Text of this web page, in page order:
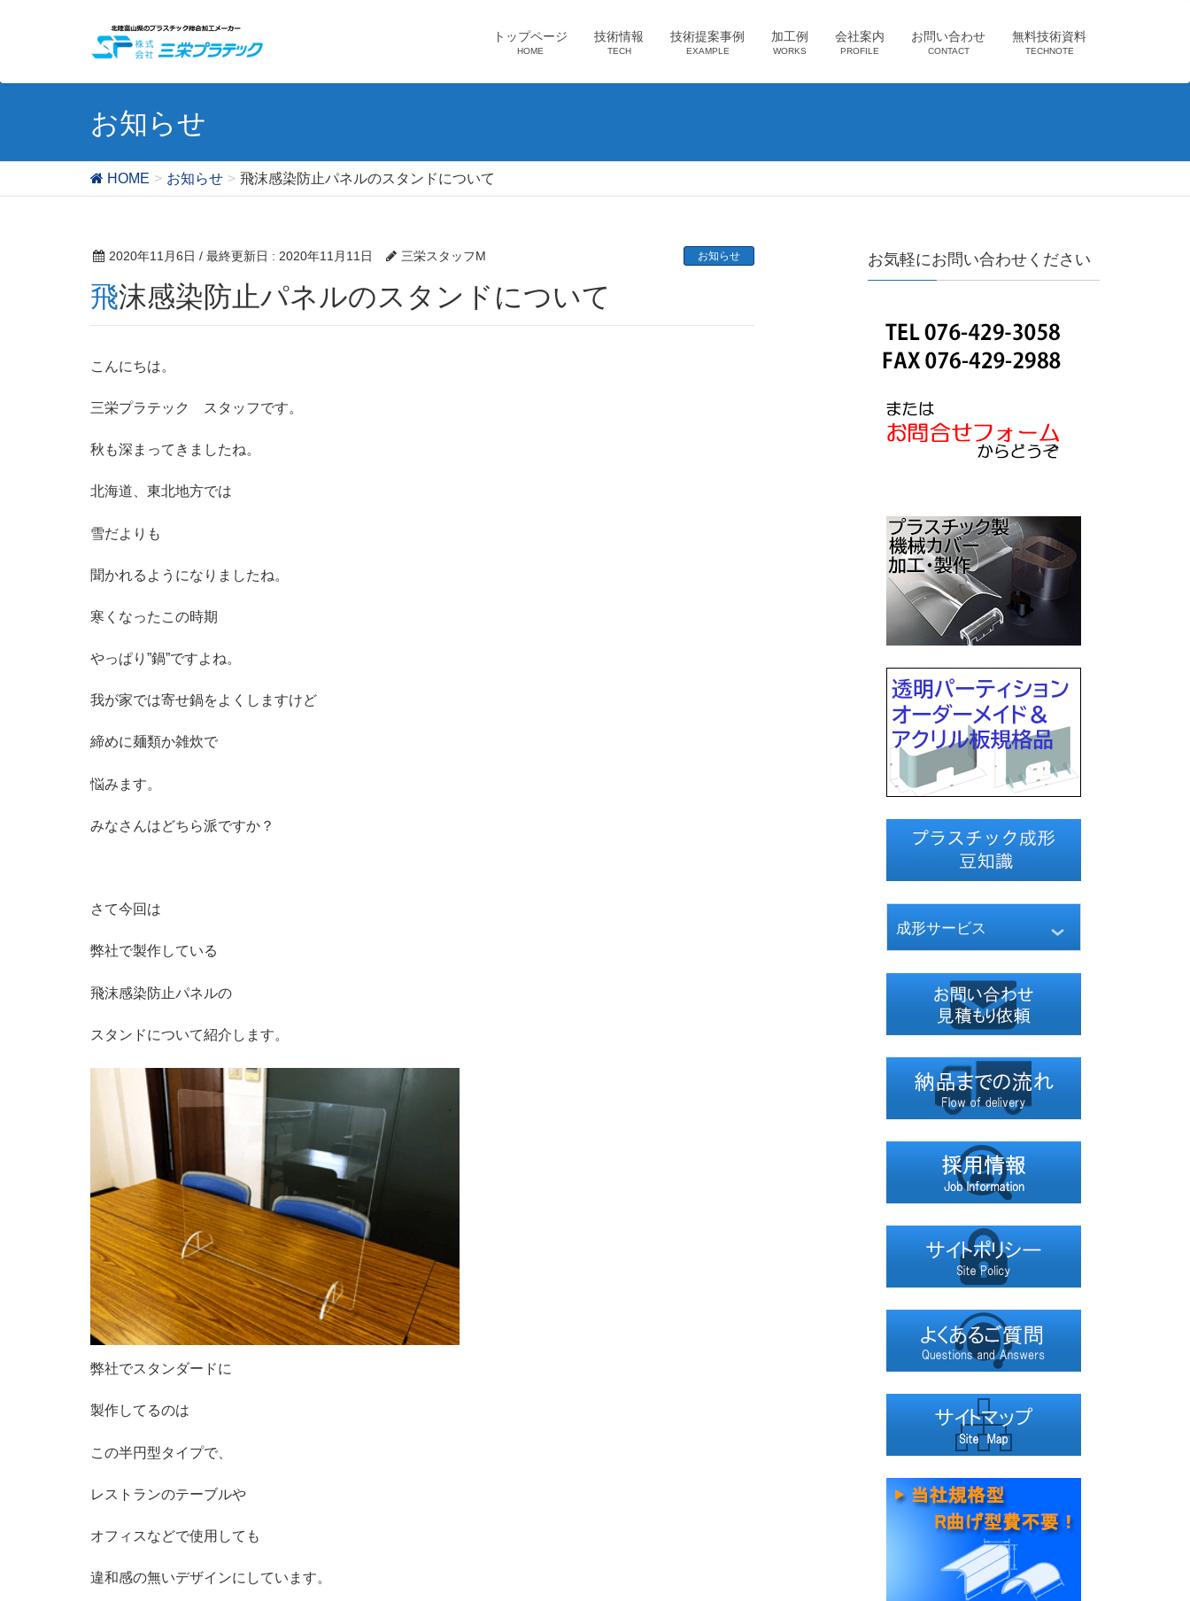
トップページ
HOME
技術情報
TECH
技術提案事例
EXAMPLE
加工例
WORKS
会社案内
PROFILE
お問い合わせ
CONTACT
無料技術資料
TECHNOTE
お知らせ
HOME お知らせ 飛沫感染防止パネルのスタンドについて
2020年11月6日 / 最終更新日 : 2020年11月11日 三栄スタッフM お知らせ
飛沫感染防止パネルのスタンドについて
こんにちは。
三栄プラテック スタッフです。
秋も深まってきましたね。
北海道、東北地方では
雪だよりも
聞かれるようになりましたね。
寒くなったこの時期
やっぱり”鍋”ですよね。
我が家では寄せ鍋をよくしますけど
締めに麺類か雑炊で
悩みます。
みなさんはどちら派ですか？
さて今回は
弊社で製作している
飛沫感染防止パネルの
スタンドについて紹介します。
弊社でスタンダードに
製作してるのは
この半円型タイプで、
レストランのテーブルや
オフィスなどで使用しても
違和感の無いデザインにしています。
お気軽にお問い合わせください
成形サービス